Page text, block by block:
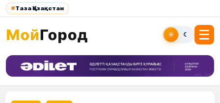
#Таза Қазақстан
☀ ☾